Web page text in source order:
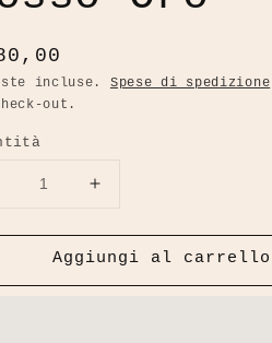
incluse. Spese di spedizione
out.
Diminuisci
Aumenta
per
Lara
Piccola
Aggiungi al carrello